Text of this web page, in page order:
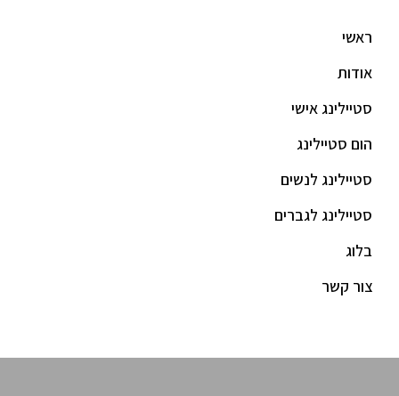
ראשי
אודות
סטיילינג אישי
הום סטיילינג
סטיילינג לנשים
סטיילינג לגברים
בלוג
צור קשר